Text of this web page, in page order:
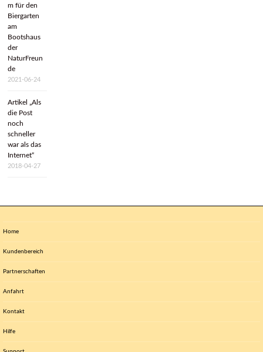
m für den
Biergarten
am
Bootshaus
der
NaturFreun
de
2021-06-24
Artikel „Als
die Post
noch
schneller
war als das
Internet“
2018-04-27
Home
Kundenbereich
Partnerschaften
Anfahrt
Kontakt
Hilfe